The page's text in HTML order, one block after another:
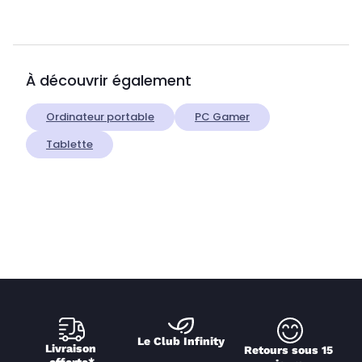
À découvrir également
Ordinateur portable
PC Gamer
Tablette
Livraison
Le Club Infinity
Retours sous 15